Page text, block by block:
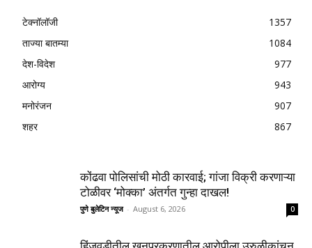
टेक्नॉलॉजी
1357
ताज्या बातम्या
1084
देश-विदेश
977
आरोग्य
943
मनोरंजन
907
शहर
867
कोंढवा पोलिसांची मोठी कारवाई; गांजा विक्री करणाऱ्या
टोळीवर ‘मोक्का’ अंतर्गत गुन्हा दाखल!
पुणे बुलेटिन न्यूज - August 6, 2026 0